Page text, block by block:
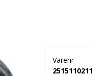
Varenr
2515110211